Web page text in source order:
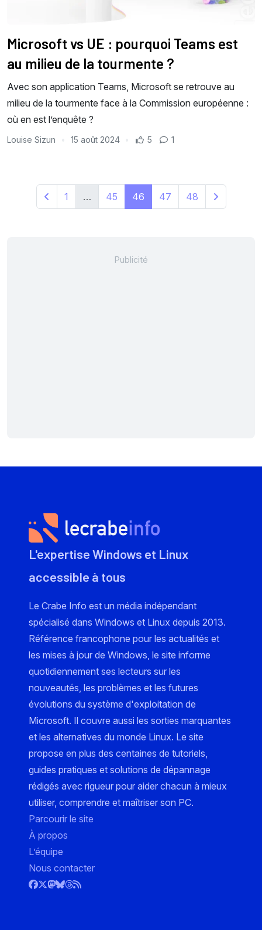
Microsoft vs UE : pourquoi Teams est
au milieu de la tourmente ?
Avec son application Teams, Microsoft se retrouve au
milieu de la tourmente face à la Commission européenne :
où en est l’enquête ?
Louise Sizun 15 août 2024 5 1
1 … 45 46 47 48
L'expertise Windows et Linux
accessible à tous
Le Crabe Info est un média indépendant
spécialisé dans Windows et Linux depuis 2013.
Référence francophone pour les actualités et
les mises à jour de Windows, le site informe
quotidiennement ses lecteurs sur les
nouveautés, les problèmes et les futures
évolutions du système d'exploitation de
Microsoft. Il couvre aussi les sorties marquantes
et les alternatives du monde Linux. Le site
propose en plus des centaines de tutoriels,
guides pratiques et solutions de dépannage
rédigés avec rigueur pour aider chacun à mieux
utiliser, comprendre et maîtriser son PC.
Parcourir le site
À propos
L’équipe
Nous contacter